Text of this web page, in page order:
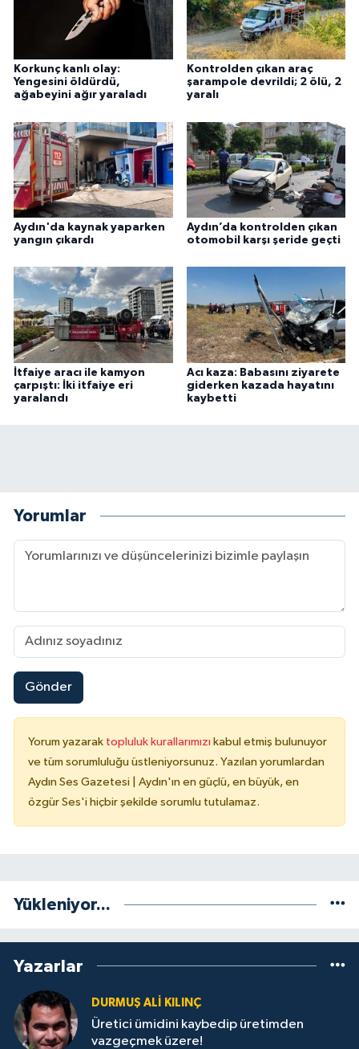
Korkunç kanlı olay:
Yengesini öldürdü,
ağabeyini ağır yaraladı
Kontrolden çıkan araç
şarampole devrildi; 2 ölü, 2
yaralı
Aydın'da kaynak yaparken
yangın çıkardı
Aydın’da kontrolden çıkan
otomobil karşı şeride geçti
İtfaiye aracı ile kamyon
çarpıştı: İki itfaiye eri
yaralandı
Acı kaza: Babasını ziyarete
giderken kazada hayatını
kaybetti
Yorumlar
Gönder
Yorum yazarak topluluk kurallarımızı kabul etmiş bulunuyor
ve tüm sorumluluğu üstleniyorsunuz. Yazılan yorumlardan
Aydın Ses Gazetesi | Aydın'ın en güçlü, en büyük, en
özgür Ses'i hiçbir şekilde sorumlu tutulamaz.
Yükleniyor...
Yazarlar
DURMUŞ ALI KILINÇ
Üretici ümidini kaybedip üretimden
vazgeçmek üzere!